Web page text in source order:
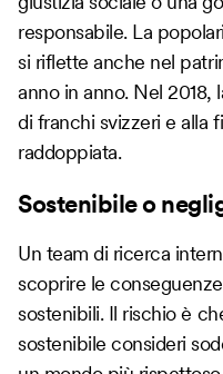
responsabile. La
si riflette anche nel
anno in anno. Nel 2018,
di franchi svizzeri e alla
raddoppiata.
Sostenibile o
Un team di ricerca
scoprire le
sostenibili. Il rischio è
sostenibile consideri